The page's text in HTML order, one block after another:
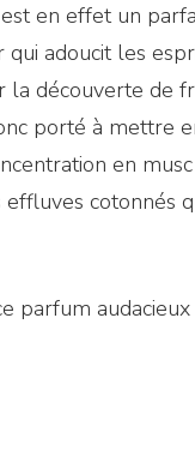
en effet un
adoucit les
découverte de
porté à mettre
en
cotonnés
parfum